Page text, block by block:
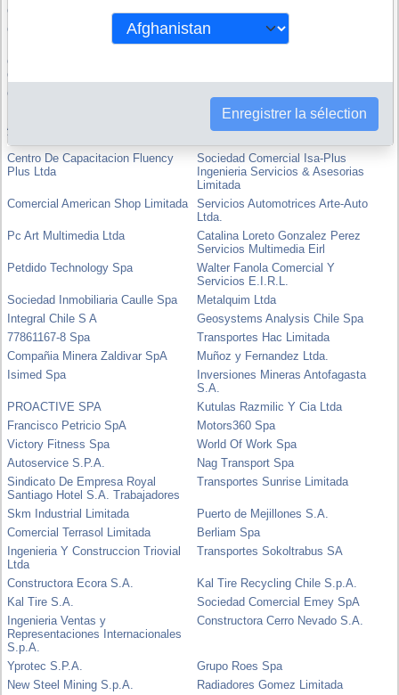
Connect Chile Spa
ADS Consultores S.A.
CENTRO DE EVENTOS EL
DEVFOX SPA
COMERCIAL FOXINI COPIAPO Y
COMPANIA LIMITADA
Comercial Foxini Ltda
LIMITADA
Arriendo De Equipos, Maquinarias
Y Servicios Leversrent Limitada
Aco Pluss Spa
Centro De Capacitacion Fluency
Plus Ltda
Sociedad Comercial Isa-Plus
Ingenieria Servicios & Asesorias
Limitada
Comercial American Shop Limitada
Servicios Automotrices Arte-Auto
Ltda.
Pc Art Multimedia Ltda
Catalina Loreto Gonzalez Perez
Servicios Multimedia Eirl
Petdido Technology Spa
Walter Fanola Comercial Y
Servicios E.I.R.L.
Sociedad Inmobiliaria Caulle Spa
Metalquim Ltda
Integral Chile S A
Geosystems Analysis Chile Spa
77861167-8 Spa
Transportes Hac Limitada
Compañia Minera Zaldivar SpA
Muñoz y Fernandez Ltda.
Isimed Spa
Inversiones Mineras Antofagasta
S.A.
PROACTIVE SPA
Kutulas Razmilic Y Cia Ltda
Francisco Petricio SpA
Motors360 Spa
Victory Fitness Spa
World Of Work Spa
Autoservice S.P.A.
Nag Transport Spa
Sindicato De Empresa Royal
Santiago Hotel S.A. Trabajadores
Transportes Sunrise Limitada
Skm Industrial Limitada
Puerto de Mejillones S.A.
Comercial Terrasol Limitada
Berliam Spa
Ingenieria Y Construccion Triovial
Ltda
Transportes Sokoltrabus SA
Constructora Ecora S.A.
Kal Tire Recycling Chile S.p.A.
Kal Tire S.A.
Sociedad Comercial Emey SpA
Ingenieria Ventas y
Representaciones Internacionales
S.p.A.
Constructora Cerro Nevado S.A.
Yprotec S.P.A.
Grupo Roes Spa
New Steel Mining S.p.A.
Radiadores Gomez Limitada
Enregistrer la sélection